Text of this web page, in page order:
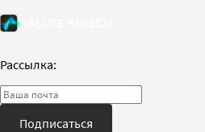
Рассылка:
Подписаться